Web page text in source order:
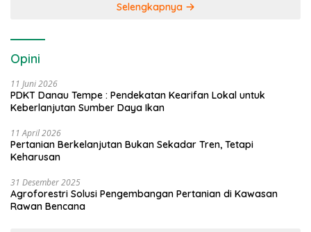
Selengkapnya
Opini
11 Juni 2026
PDKT Danau Tempe : Pendekatan Kearifan Lokal untuk
Keberlanjutan Sumber Daya Ikan
11 April 2026
Pertanian Berkelanjutan Bukan Sekadar Tren, Tetapi
Keharusan
31 Desember 2025
Agroforestri Solusi Pengembangan Pertanian di Kawasan
Rawan Bencana